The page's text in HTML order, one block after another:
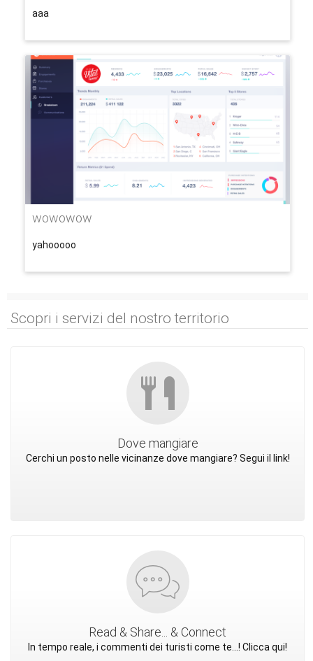
aaa
wowowow
yahooooo
Scopri i servizi del nostro territorio
Dove mangiare
Cerchi un posto nelle vicinanze dove mangiare? Segui il link!
Read & Share... & Connect
In tempo reale, i commenti dei turisti come te...! Clicca qui!